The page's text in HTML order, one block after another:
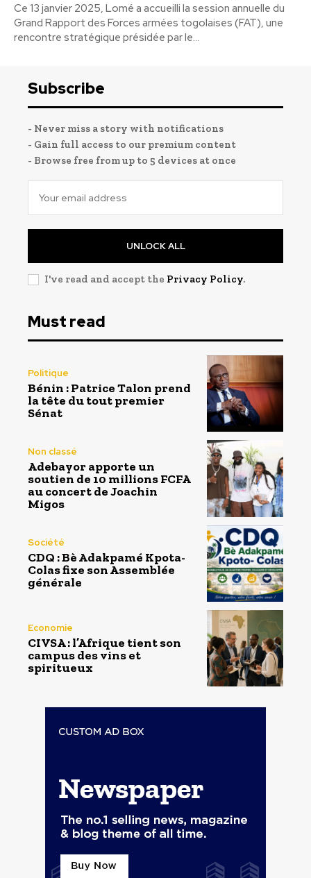
Ce 13 janvier 2025, Lomé a accueilli la session annuelle du
Grand Rapport des Forces armées togolaises (FAT), une
rencontre stratégique présidée par le...
Subscribe
- Never miss a story with notifications
- Gain full access to our premium content
- Browse free from up to 5 devices at once
UNLOCK ALL
I've read and accept the Privacy Policy.
Must read
Politique
Bénin : Patrice Talon prend
la tête du tout premier
Sénat
Non classé
Adebayor apporte un
soutien de 10 millions FCFA
au concert de Joachin
Migos
Société
CDQ : Bè Adakpamé Kpota-
Colas fixe son Assemblée
générale
Economie
CIVSA : l’Afrique tient son
campus des vins et
spiritueux